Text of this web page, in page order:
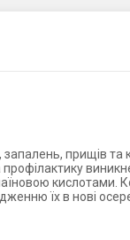
прищів та
кислотами.
їх в нові